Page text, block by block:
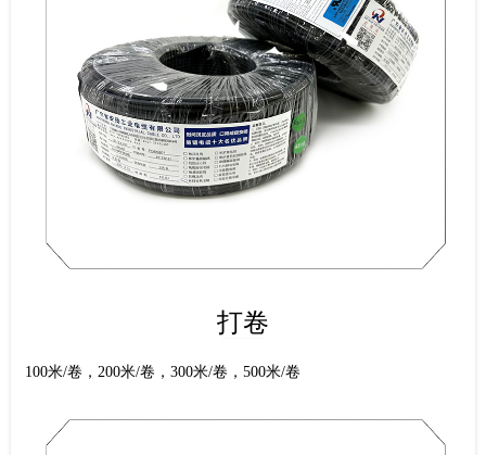
打卷
100米/卷，200米/卷，300米/卷，500米/卷